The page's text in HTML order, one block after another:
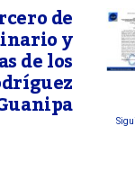
de
y
de los